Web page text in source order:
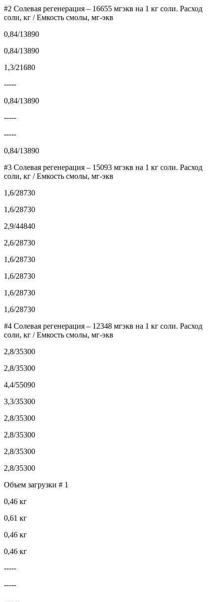
#2 Солевая регенерация – 16655 мгэкв на 1 кг соли. Расход
соли, кг / Емкость смолы, мг-экв
0,84/13890
0,84/13890
1,3/21680
-----
0,84/13890
-----
-----
0,84/13890
#3 Солевая регенерация – 15093 мгэкв на 1 кг соли. Расход
соли, кг / Емкость смолы, мг-экв
1,6/28730
1,6/28730
2,9/44840
2,6/28730
1,6/28730
1,6/28730
1,6/28730
1,6/28730
#4 Солевая регенерация – 12348 мгэкв на 1 кг соли. Расход
соли, кг / Емкость смолы, мг-экв
2,8/35300
2,8/35300
4,4/55090
3,3/35300
2,8/35300
2,8/35300
2,8/35300
2,8/35300
Объем загрузки # 1
0,46 кг
0,61 кг
0,46 кг
0,46 кг
-----
-----